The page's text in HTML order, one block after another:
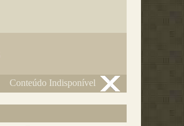
Conteúdo Indisponível